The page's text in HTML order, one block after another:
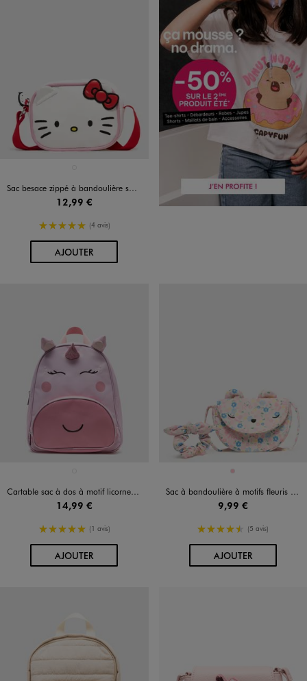
Sac besace zippé à bandoulière sangle fille - Hello Kitty
12,99 €
5/5 de moyenne
(4 avis)
AJOUTERAU PANIER
Cartable sac à dos à motif licorne fille
14,99 €
5/5 de moyenne
(1 avis)
AJOUTERAU PANIER
Disponible en 1 coloris
ROSE
Sac à bandoulière à motifs fleuris avec chouchou fille
9,99 €
4.5/5 de moyenne
(5 avis)
AJOUTERAU PANIER